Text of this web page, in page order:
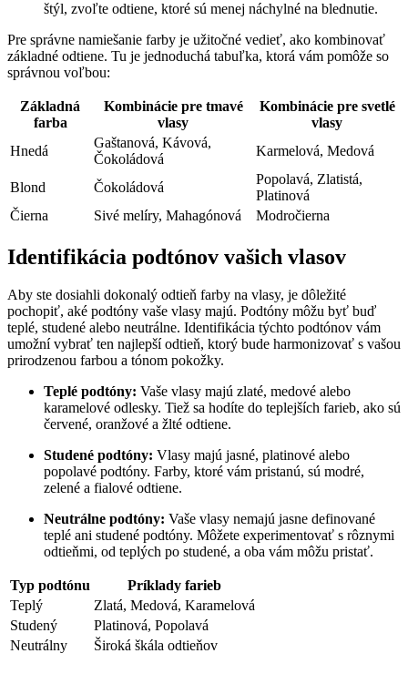
štýl, zvoľte odtiene, ktoré sú menej náchylné na blednutie.
Pre správne namiešanie farby je užitočné vedieť, ako kombinovať
základné odtiene. Tu je jednoduchá tabuľka, ktorá vám pomôže so
správnou voľbou:
Základná
farba
Kombinácie pre tmavé
vlasy
Kombinácie pre svetlé
vlasy
Hnedá
Gaštanová, Kávová,
Čokoládová
Karmelová, Medová
Blond Čokoládová
Popolavá, Zlatistá,
Platinová
Čierna
Sivé melíry, Mahagónová Modročierna
Identifikácia podtónov vašich vlasov
Aby ste dosiahli dokonalý odtieň farby na vlasy, je dôležité
pochopiť, aké podtóny vaše vlasy majú. Podtóny môžu byť buď
teplé, studené alebo neutrálne. Identifikácia týchto podtónov vám
umožní vybrať ten najlepší odtieň, ktorý bude harmonizovať s vašou
prirodzenou farbou a tónom pokožky.
Teplé podtóny: Vaše vlasy majú zlaté, medové alebo
karamelové odlesky. Tiež sa hodíte do teplejších farieb, ako sú
červené, oranžové a žlté odtiene.
Studené podtóny: Vlasy majú jasné, platinové alebo
popolavé podtóny. Farby, ktoré vám pristanú, sú modré,
zelené a fialové odtiene.
Neutrálne podtóny: Vaše vlasy nemajú jasne definované
teplé ani studené podtóny. Môžete experimentovať s rôznymi
odtieňmi, od teplých po studené, a oba vám môžu pristať.
Typ podtónu
Príklady farieb
Teplý
Zlatá, Medová, Karamelová
Studený
Platinová, Popolavá
Neutrálny
Široká škála odtieňov